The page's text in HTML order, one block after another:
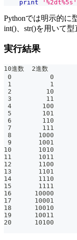
print '%2dt%5s'
Pythonでは明示的に
int()、str()を用いて型
実行結果
10進数  2進数
0          0
1          1
2         10
3         11
4        100
5        101
6        110
7        111
8       1000
9       1001
10       1010
11       1011
12       1100
13       1101
14       1110
15       1111
16      10000
17      10001
18      10010
19      10011
20      10100